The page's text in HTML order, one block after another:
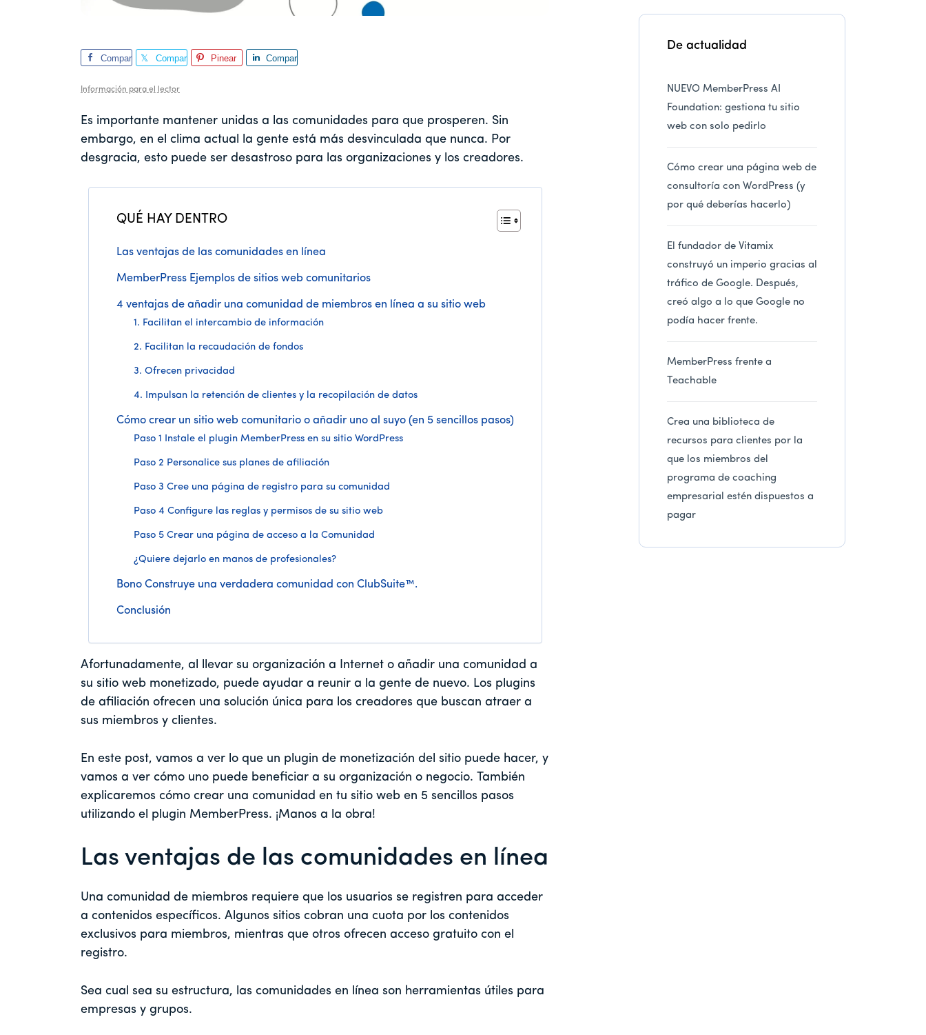
Compar
Compar
Pinear
Compar
Información para el lector
Es importante mantener unidas a las comunidades para que prosperen. Sin
embargo, en el clima actual la gente está más desvinculada que nunca. Por
desgracia, esto puede ser desastroso para las organizaciones y los creadores.
QUÉ HAY DENTRO
Las ventajas de las comunidades en línea
MemberPress Ejemplos de sitios web comunitarios
4 ventajas de añadir una comunidad de miembros en línea a su sitio web
1. Facilitan el intercambio de información
2. Facilitan la recaudación de fondos
3. Ofrecen privacidad
4. Impulsan la retención de clientes y la recopilación de datos
Cómo crear un sitio web comunitario o añadir uno al suyo (en 5 sencillos pasos)
Paso 1 Instale el plugin MemberPress en su sitio WordPress
Paso 2 Personalice sus planes de afiliación
Paso 3 Cree una página de registro para su comunidad
Paso 4 Configure las reglas y permisos de su sitio web
Paso 5 Crear una página de acceso a la Comunidad
¿Quiere dejarlo en manos de profesionales?
Bono Construye una verdadera comunidad con ClubSuite™.
Conclusión
Afortunadamente, al llevar su organización a Internet o añadir una comunidad a
su sitio web monetizado, puede ayudar a reunir a la gente de nuevo. Los plugins
de afiliación ofrecen una solución única para los creadores que buscan atraer a
sus miembros y clientes.
En este post, vamos a ver lo que un plugin de monetización del sitio puede hacer, y
vamos a ver cómo uno puede beneficiar a su organización o negocio. También
explicaremos cómo crear una comunidad en tu sitio web en 5 sencillos pasos
utilizando el plugin MemberPress. ¡Manos a la obra!
Las ventajas de las comunidades en línea
Una comunidad de miembros requiere que los usuarios se registren para acceder
a contenidos específicos. Algunos sitios cobran una cuota por los contenidos
exclusivos para miembros, mientras que otros ofrecen acceso gratuito con el
registro.
Sea cual sea su estructura, las comunidades en línea son herramientas útiles para
empresas y grupos.
De actualidad
NUEVO MemberPress AI
Foundation: gestiona tu sitio
web con solo pedirlo
Cómo crear una página web de
consultoría con WordPress (y
por qué deberías hacerlo)
El fundador de Vitamix
construyó un imperio gracias al
tráfico de Google. Después,
creó algo a lo que Google no
podía hacer frente.
MemberPress frente a
Teachable
Crea una biblioteca de
recursos para clientes por la
que los miembros del
programa de coaching
empresarial estén dispuestos a
pagar